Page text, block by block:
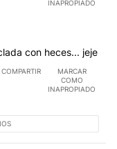
INAPROPIADO
con heces... jeje
COMPARTIR
MARCAR
COMO
INAPROPIADO